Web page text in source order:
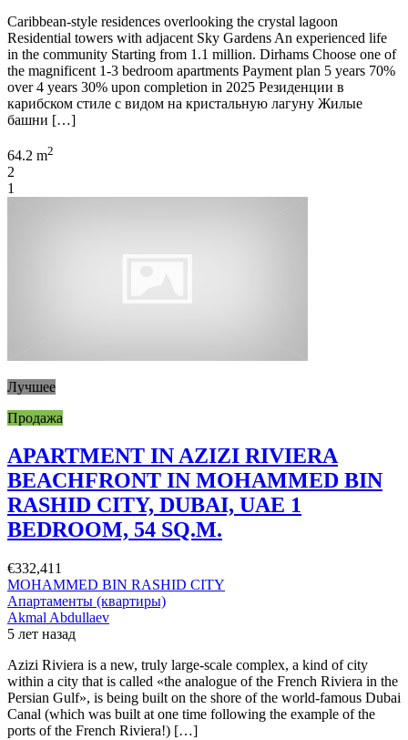
Caribbean-style residences overlooking the crystal lagoon
Residential towers with adjacent Sky Gardens An experienced life
in the community Starting from 1.1 million. Dirhams Choose one of
the magnificent 1-3 bedroom apartments Payment plan 5 years 70%
over 4 years 30% upon completion in 2025 Резиденции в
карибском стиле с видом на кристальную лагуну Жилые
башни […]
64.2 m2
2
1
Лучшее
Продажа
APARTMENT IN AZIZI RIVIERA
BEACHFRONT IN MOHAMMED BIN
RASHID CITY, DUBAI, UAE 1
BEDROOM, 54 SQ.M.
€332,411
MOHAMMED BIN RASHID CITY
Апартаменты (квартиры)
Akmal Abdullaev
5 лет назад
Azizi Riviera is a new, truly large-scale complex, a kind of city
within a city that is called «the analogue of the French Riviera in the
Persian Gulf», is being built on the shore of the world-famous Dubai
Canal (which was built at one time following the example of the
ports of the French Riviera!) […]